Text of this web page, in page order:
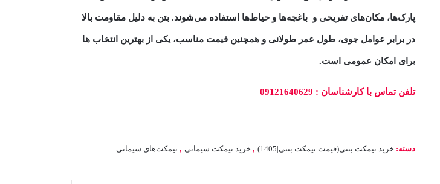
پارک‌ها، مکان‌های تفریحی و باغچه‌ها و حیاط‌ها استفاده می‌شوند. بتن به دلیل مقاومت بالا
در برابر عوامل جوی، طول عمر طولانی و همچنین قیمت مناسب، یکی از بهترین انتخاب ها
برای امکان عمومی است.
تلفن تماس با کارشناسان : 09121640629
دسته: خرید نیمکت بتنی(قیمت نیمکت بتنی|1405) , خرید نیمکت سیمانی , نیمکت‌های سیمانی